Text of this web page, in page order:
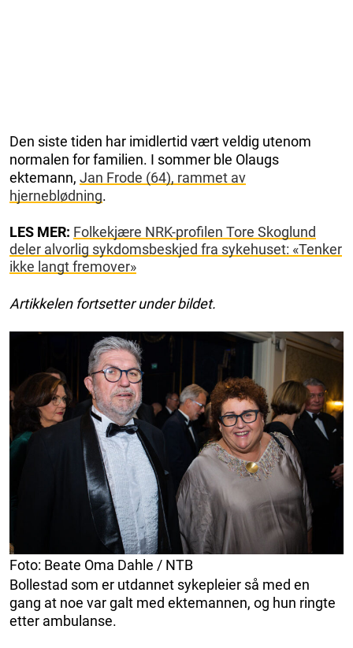
Den siste tiden har imidlertid vært veldig utenom
normalen for familien. I sommer ble Olaugs
ektemann, Jan Frode (64), rammet av
hjerneblødning.
LES MER: Folkekjære NRK-profilen Tore Skoglund
deler alvorlig sykdomsbeskjed fra sykehuset: «Tenker
ikke langt fremover»
Artikkelen fortsetter under bildet.
Foto: Beate Oma Dahle / NTB
Bollestad som er utdannet sykepleier så med en
gang at noe var galt med ektemannen, og hun ringte
etter ambulanse.